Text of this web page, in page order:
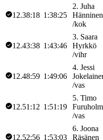
12.38:18 1:38:25
2. Juha
Hänninen
/kok
12.43:38 1:43:46
3. Saara
Hyrkkö
/vihr
12.48:59 1:49:06
4. Jessi
/vas
12.51:12 1:51:19
5. Timo
Furuholm
/vas
12.52:56 1:53:03
6. Joona
Räsänen